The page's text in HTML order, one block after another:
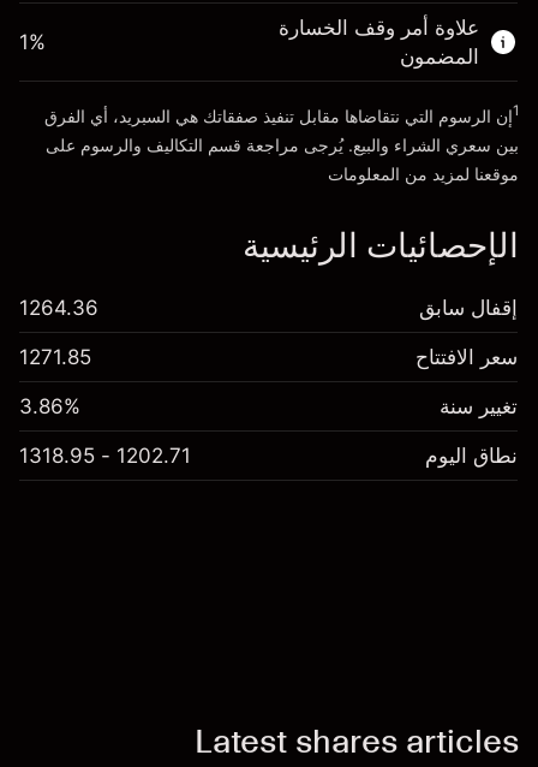
الذهاب إلى المنصة
علاوة أمر وقف الخسارة
المضمون
1%
1إن الرسوم التي نتقاضاها مقابل تنفيذ صفقاتك هي السبريد، أي الفرق
بين سعري الشراء والبيع. يُرجى مراجعة قسم التكاليف والرسوم على
موقعنا لمزيد من المعلومات
الإحصائيات الرئيسية
إقفال سابق 1264.36
سعر الافتتاح 1271.85
تغيير سنة 3.86%
نطاق اليوم 1202.71 - 1318.95
Latest shares articles